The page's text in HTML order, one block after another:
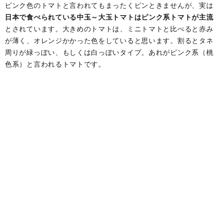
ピンク色のトマトと言われてもまったくピンときませんが、実は
日本で食べられている中玉～大玉トマトはピンク系トマトが主流
とされています。大きめのトマトは、ミニトマトと比べると赤み
が薄く、オレンジかかった色をしていると思います。割るとタネ
周りが緑っぽい、もしくは白っぽいタイプ。あれがピンク系（桃
色系）と言われるトマトです。